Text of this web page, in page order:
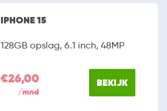
IPHONE 15
128GB opslag, 6.1 inch, 48MP
€26,00
/mnd
BEKIJK